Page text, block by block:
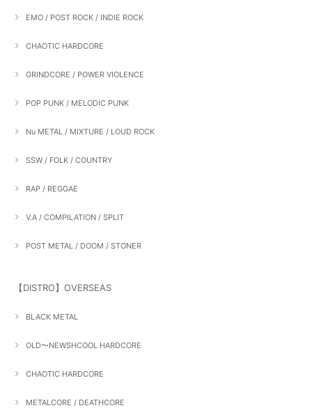
EMO / POST ROCK / INDIE ROCK
CHAOTIC HARDCORE
GRINDCORE / POWER VIOLENCE
POP PUNK / MELODIC PUNK
Nu METAL / MIXTURE / LOUD ROCK
SSW / FOLK / COUNTRY
RAP / REGGAE
V.A / COMPILATION / SPLIT
POST METAL / DOOM / STONER
【DISTRO】OVERSEAS
BLACK METAL
OLD〜NEWSHCOOL HARDCORE
CHAOTIC HARDCORE
METALCORE / DEATHCORE